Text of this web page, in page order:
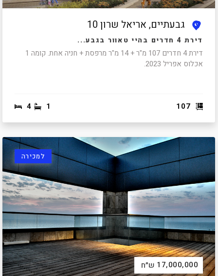
גבעתיים, אריאל שרון 10
דירת 4 חדרים בהיי טאוור בגבע...
דירת 4 חדרים 107 מ"ר + 14 מ"ר מרפסת + חניה אחת. קומה 1
אכלוס אפריל 2023.
107
4 1
למכירה
17,000,000 ש״ח